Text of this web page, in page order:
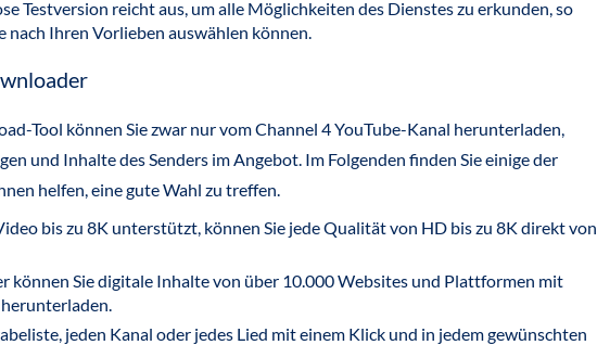
Testversion reicht aus, um alle Möglichkeiten des Dienstes zu erkunden, so
nach Ihren Vorlieben auswählen können.
Tool können Sie zwar nur vom Channel 4 YouTube-Kanal herunterladen,
und Inhalte des Senders im Angebot. Im Folgenden finden Sie einige der
helfen, eine gute Wahl zu treffen.
bis zu 8K unterstützt, können Sie jede Qualität von HD bis zu 8K direkt von
können Sie digitale Inhalte von über 10.000 Websites und Plattformen mit
jeden Kanal oder jedes Lied mit einem Klick und in jedem gewünschten